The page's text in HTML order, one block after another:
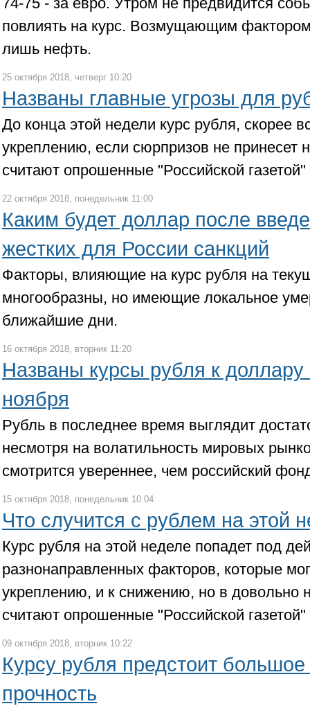
повлиять на курс. Возмущающим фактором
лишь нефть.
25 октября 2018, четверг 10:20
Названы главные угрозы для
До конца этой недели курс рубля, скорее
укреплению, если сюрпризов не принесет
считают опрошенные "Российской газетой"
22 октября 2018, понедельник 11:00
Каким будет доллар после
жестких для России санкций
Факторы, влияющие на курс рубля на
многообразны, но имеющие локальное
ближайшие дни.
16 октября 2018, вторник 11:20
Названы курсы рубля к
ноября
Рубль в последнее время выглядит
несмотря на волатильность мировых
смотрится увереннее, чем российский
15 октября 2018, понедельник 10:04
Что случится с рублем на этой
Курс рубля на этой неделе попадет под
разнонаправленных факторов, которые
укреплению, и к снижению, но в довольно
считают опрошенные "Российской газетой"
09 октября 2018, вторник 10:22
Курсу рубля предстоит
прочность